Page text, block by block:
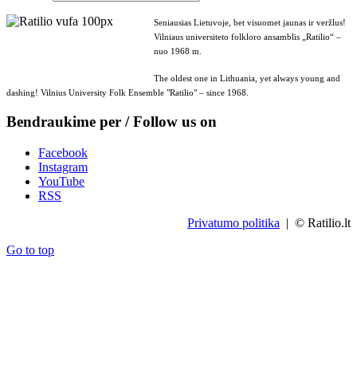
Seniausias Lietuvoje, bet visuomet jaunas ir veržlus!
Vilniaus universiteto folkloro ansamblis „Ratilio“ –
nuo 1968 m.
The oldest one in Lithuania, yet always young and
dashing! Vilnius University Folk Ensemble "Ratilio" – since 1968.
Bendraukime per / Follow us on
Facebook
Instagram
YouTube
RSS
Privatumo politika | © Ratilio.lt
Go to top